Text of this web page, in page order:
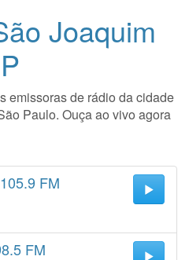
Joaquim
emissoras de rádio da cidade
Paulo. Ouça ao vivo agora
FM
FM